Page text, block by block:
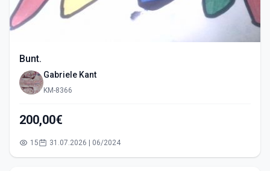
Bunt.
Gabriele Kant
KM-8366
200,00€
15 31.07.2026 | 06/2024